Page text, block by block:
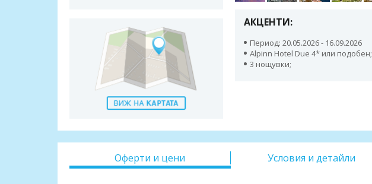
АКЦЕНТИ:
Период: 20.05.2026 - 16.09.2026
Alpinn Hotel Due 4* или подобен;
3 нощувки;
Оферти и цени Условия и детайли